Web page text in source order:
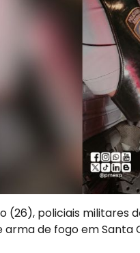
(26), policiais militares
de fogo em Santa